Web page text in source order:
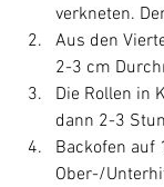
verkneten.
Aus den
2-3 cm
Die Rollen in
dann 2-3
Backofen auf
Ober-/